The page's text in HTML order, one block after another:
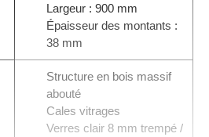
Largeur : 900 mm
Épaisseur des montants :
38 mm
Structure en bois massif
abouté
Cales vitrages
Verres clair 8 mm trempé /